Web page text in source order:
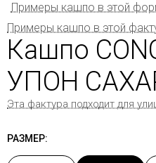
Примеры кашпо в этой
Примеры кашпо в этой
Кашпо
УПОН
Эта фактура подходит для
РАЗМЕР: